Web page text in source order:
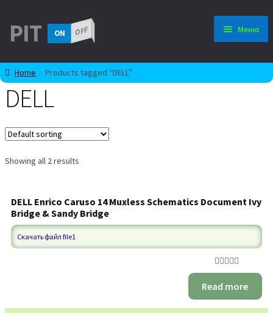
PIT ON OFF Меню
Мой аккаунт
Каталог схем
SQL
Программирование
Home Products tagged “DELL”
DELL
Showing all 2 results
DELL Enrico Caruso 14 Muxless Schematics Document Ivy
Bridge & Sandy Bridge
Скачать файл file1
Rated5.00
out of 5
Read more